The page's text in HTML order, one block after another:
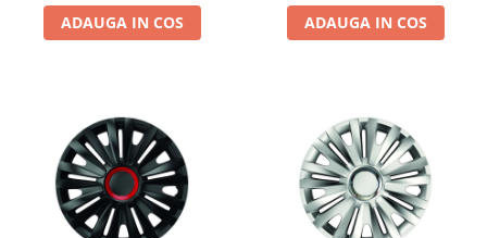
ADAUGA IN COS ADAUGA IN COS